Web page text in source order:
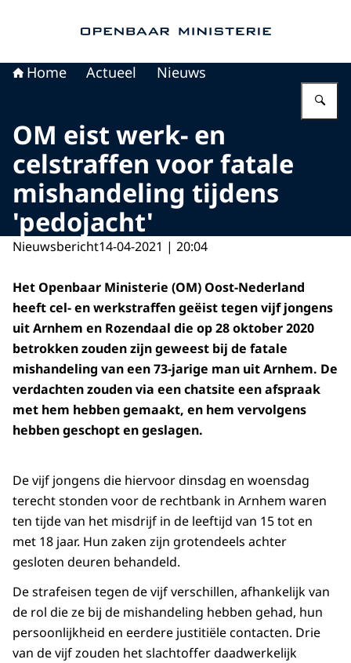
Home Actueel Nieuws
OM eist werk- en
celstraffen voor fatale
mishandeling tijdens
'pedojacht'
Nieuwsbericht14-04-2021 | 20:04
Het Openbaar Ministerie (OM) Oost-Nederland
heeft cel- en werkstraffen geëist tegen vijf jongens
uit Arnhem en Rozendaal die op 28 oktober 2020
betrokken zouden zijn geweest bij de fatale
mishandeling van een 73-jarige man uit Arnhem. De
verdachten zouden via een chatsite een afspraak
met hem hebben gemaakt, en hem vervolgens
hebben geschopt en geslagen.
De vijf jongens die hiervoor dinsdag en woensdag
terecht stonden voor de rechtbank in Arnhem waren
ten tijde van het misdrijf in de leeftijd van 15 tot en
met 18 jaar. Hun zaken zijn grotendeels achter
gesloten deuren behandeld.
De strafeisen tegen de vijf verschillen, afhankelijk van
de rol die ze bij de mishandeling hebben gehad, hun
persoonlijkheid en eerdere justitiële contacten. Drie
van de vijf zouden het slachtoffer daadwerkelijk